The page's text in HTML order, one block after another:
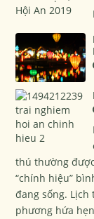
thú thường
“chính hiệu”
đang sống.
phương hứa